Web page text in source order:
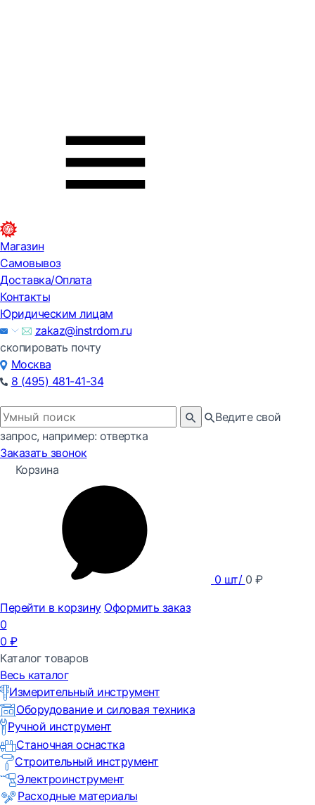
Магазин
Самовывоз
Доставка/Оплата
Контакты
Юридическим лицам
zakaz@instrdom.ru
скопировать почту
Москва
8 (495) 481-41-34
Ведите свой
запрос, например: отвертка
Заказать звонок
Корзина
0 шт/ 0 ₽
Перейти в корзину Оформить заказ
0
0 ₽
Каталог товаров
Весь каталог
Измерительный инструмент
Оборудование и силовая техника
Ручной инструмент
Станочная оснастка
Строительный инструмент
Электроинструмент
Расходные материалы